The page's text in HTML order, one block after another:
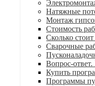
Натяжные
Монтаж
Стоимость
Сколько
Сварочные
Вопрос-
Купить
Программы